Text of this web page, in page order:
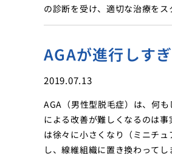
の診断を受け、適切な治療をス
AGAが進行しす
2019.07.13
AGA（男性型脱毛症）は、何
による改善が難しくなるのは
は徐々に小さくなり（ミニチ
し、線維組織に置き換わって